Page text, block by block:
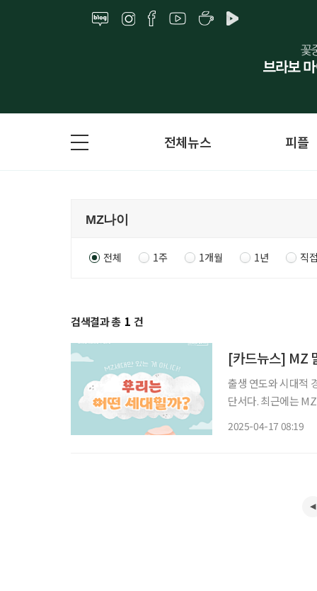
전체뉴스 피플
전체 1주 1개월 1년 직
검색결과 총 1 건
[카드뉴스] MZ
출생 연도와 시대적
단서다. 최근에는
2025-04-17 08:19